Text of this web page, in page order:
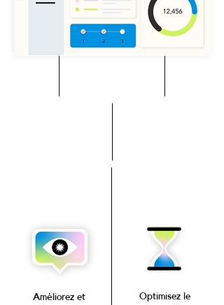
Améliorez et
Optimisez le